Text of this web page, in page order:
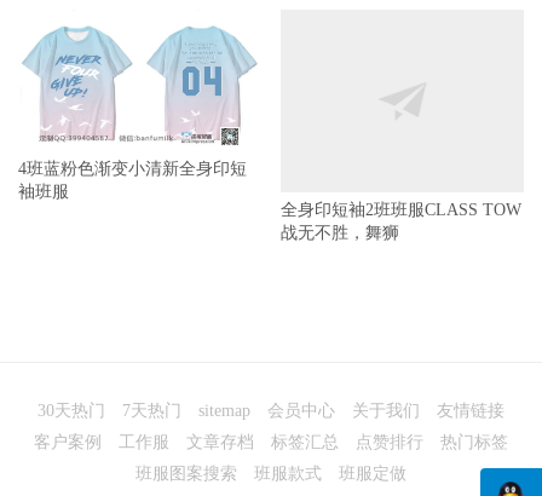
4班蓝粉色渐变小清新全身印短
袖班服
客户案例
工作服 文章存档 标签汇总 点赞排行
热门标签
班服图案搜索
班服款式 班服定做
班服-高清班服图案-班服设计与定做一站式服务
赣ICP备14008563